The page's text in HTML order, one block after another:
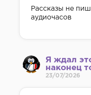
Рассказы не
аудиочасов
Я ждал
наконец
23/07/2026